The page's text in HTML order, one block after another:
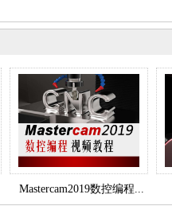
Mastercam2019数控编程...